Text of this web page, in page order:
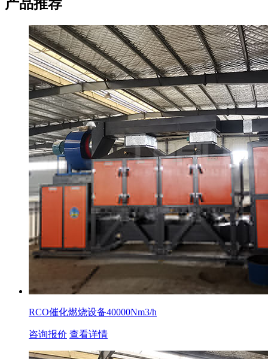
产品推荐
RCO催化燃烧设备40000Nm3/h
咨询报价 查看详情